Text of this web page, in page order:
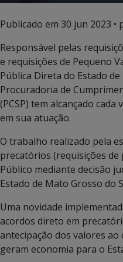
Publicado em 30 jun 2023 •
Responsável pelas
e requisições de Pequeno
Pública Direta do Estado
Procuradoria de
(PCSP) tem alcançado
em sua atuação.
O trabalho realizado pela
precatórios (requisições
Público mediante decisão
Estado de Mato Grosso do
Uma novidade
acordos direto em
antecipação dos valores
geram economia para o